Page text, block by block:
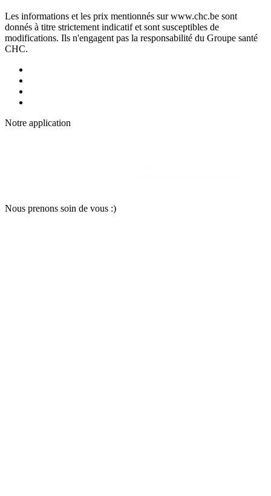
Les informations et les prix mentionnés sur www.chc.be sont
donnés à titre strictement indicatif et sont susceptibles de
modifications. Ils n'engagent pas la responsabilité du Groupe santé
CHC.
Notre application
Nous prenons soin de vous :)